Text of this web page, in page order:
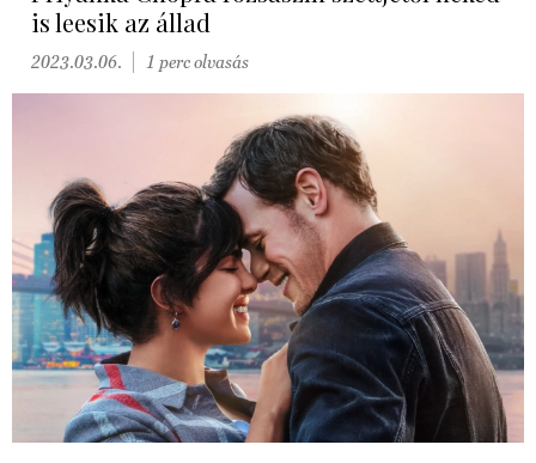
is leesik az állad
2023.03.06. 1 perc olvasás